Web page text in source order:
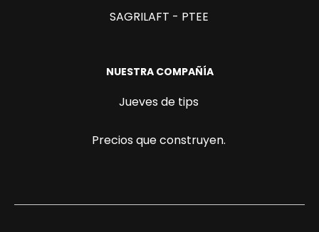
SAGRILAFT - PTEE
NUESTRA COMPAÑÍA
Jueves de tips
Precios que construyen.